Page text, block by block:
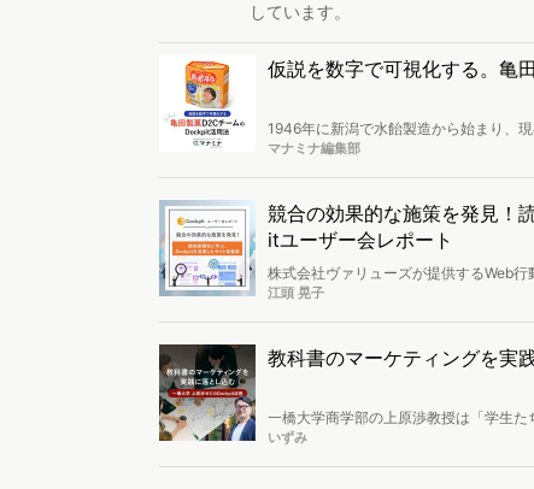
しています。
仮説を数字で可視化する。亀
1946年に新潟で水飴製造から始まり、
種」「ハッピーターン」など米菓業界
社。Dockpit導入後にマーケティングは
マナミナ編集部
競合の効果的な施策を発見！
itユーザー会レポート
株式会社ヴァリューズが提供するWeb
回はゲストスピーカーとして株式会社
導入前の課題から具体的な改善施策ま
江頭 晃子
教科書のマーケティングを
一橋大学商学部の上原渉教授は「学生
ール「Dockpit（ドックピット）」を導
の詳細をうかがいました。
いずみ